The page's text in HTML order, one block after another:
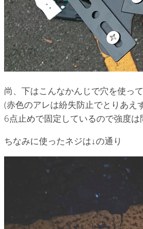
尚、下はこんなかんじで穴を使って
(赤色のアレは紛失防止でとりあえ
6点止めで固定しているので強度は
ちなみに使ったネジは↓の通り